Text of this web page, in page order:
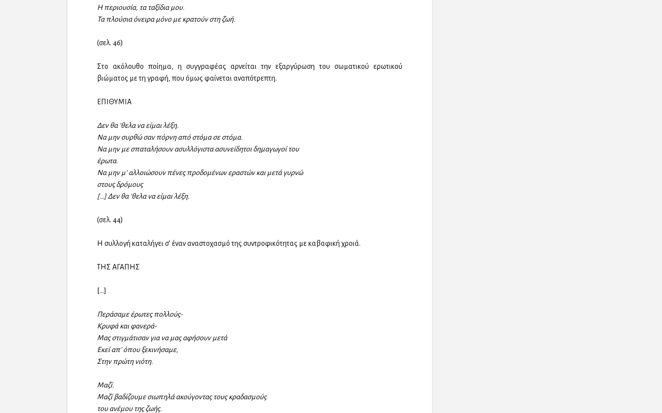
Η περιουσία, τα ταξίδια μου.
Τα πλούσια όνειρα μόνο με κρατούν στη ζωή.
(σελ. 46)
Στο ακόλουθο ποίημα, η συγγραφέας αρνείται την εξαργύρωση του σωματικού ερωτικού
βιώματος με τη γραφή, που όμως φαίνεται αναπότρεπτη.
ΕΠΙΘΥΜΙΑ
Δεν θα ‘θελα να είμαι λέξη.
Να μην συρθώ σαν πόρνη από στόμα σε στόμα.
Να μην με σπαταλήσουν ασυλλόγιστα ασυνείδητοι δημαγωγοί του
έρωτα.
Να μην μ’ αλλοιώσουν πένες προδομένων εραστών και μετά γυρνώ
στους δρόμους
[…] Δεν θα ‘θελα να είμαι λέξη.
(σελ. 44)
Η συλλογή καταλήγει σ’ έναν αναστοχασμό της συντροφικότητας με καβαφική χροιά.
ΤΗΣ ΑΓΑΠΗΣ
[…]
Περάσαμε έρωτες πολλούς-
Κρυφά και φανερά-
Μας στιγμάτισαν για να μας αφήσουν μετά
Εκεί απ’ όπου ξεκινήσαμε,
Στην πρώτη νιότη.
Μαζί.
Μαζί βαδίζουμε σιωπηλά ακούγοντας τους κραδασμούς
του ανέμου της ζωής.